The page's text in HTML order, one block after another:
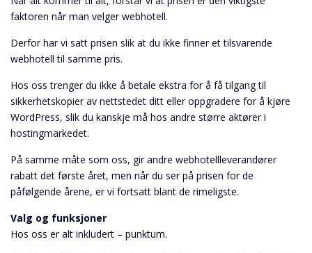
faktoren når man velger webhotell.
Derfor har vi satt prisen slik at du ikke finner et tilsvarende
webhotell til samme pris.
Hos oss trenger du ikke å betale ekstra for å få tilgang til
sikkerhetskopier av nettstedet ditt eller oppgradere for å kjøre
WordPress, slik du kanskje må hos andre større aktører i
hostingmarkedet.
På samme måte som oss, gir andre webhotellleverandører
rabatt det første året, men når du ser på prisen for de
påfølgende årene, er vi fortsatt blant de rimeligste.
Valg og funksjoner
Hos oss er alt inkludert – punktum.